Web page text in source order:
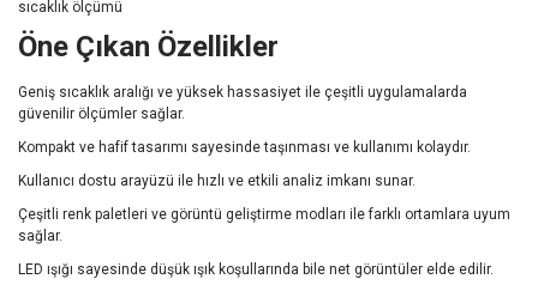
sıcaklık ölçümü
Öne Çıkan Özellikler
Geniş sıcaklık aralığı ve yüksek hassasiyet ile çeşitli uygulamalarda
güvenilir ölçümler sağlar.
Kompakt ve hafif tasarımı sayesinde taşınması ve kullanımı kolaydır.
Kullanıcı dostu arayüzü ile hızlı ve etkili analiz imkanı sunar.
Çeşitli renk paletleri ve görüntü geliştirme modları ile farklı ortamlara uyum
sağlar.
LED ışığı sayesinde düşük ışık koşullarında bile net görüntüler elde edilir.